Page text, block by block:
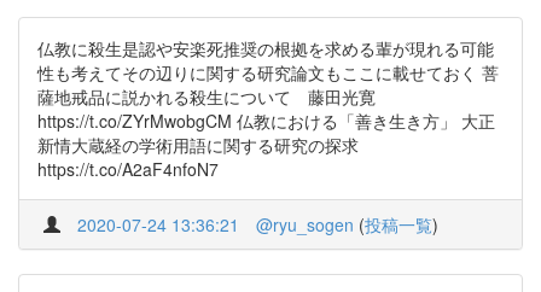
仏教に殺生是認や安楽死推奨の根拠を求める輩が現れる可能
性も考えてその辺りに関する研究論文もここに載せておく 菩
薩地戒品に説かれる殺生について 藤田光寛
https://t.co/ZYrMwobgCM 仏教における「善き生き方」 大正
新情大蔵経の学術用語に関する研究の探求
https://t.co/A2aF4nfoN7
2020-07-24 13:36:21 @ryu_sogen (投稿一覧)